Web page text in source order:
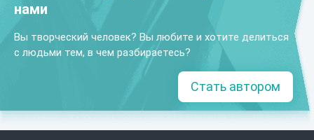
нами
Вы творческий человек? Вы любите и хотите делиться
с людьми тем, в чем разбираетесь?
Стать автором